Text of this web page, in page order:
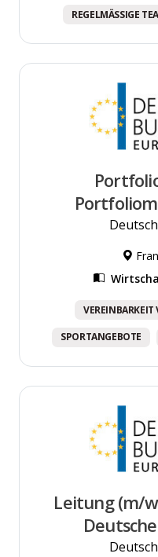
REGELMÄSSIGE
SPORTANGEBOTE
Leitung (m/